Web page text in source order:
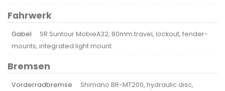
Fahrwerk
Gabel
SR Suntour MobieA32, 80mm travel, lockout, fender-
mounts, integrated light mount
Bremsen
Vorderradbremse
Shimano BR-MT200, hydraulic disc,